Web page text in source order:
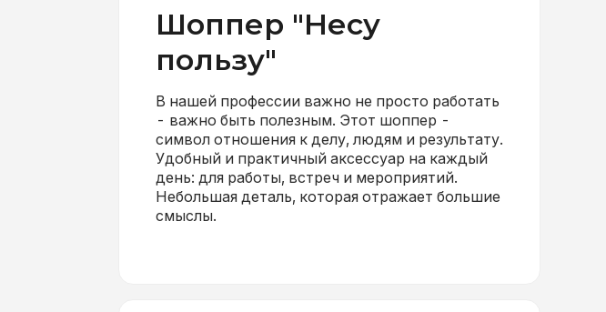
Шоппер "Несу
пользу"
В нашей профессии важно не просто работать
- важно быть полезным. Этот шоппер -
символ отношения к делу, людям и результату.
Удобный и практичный аксессуар на каждый
день: для работы, встреч и мероприятий.
Небольшая деталь, которая отражает большие
смыслы.